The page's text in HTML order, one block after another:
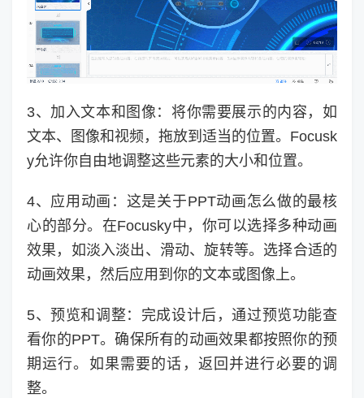
3、加入文本和图像：将你需要展示的内容，如
文本、图像和视频，拖放到适当的位置。Focusk
y允许你自由地调整这些元素的大小和位置。
4、应用动画：这是关于PPT动画怎么做的最核
心的部分。在Focusky中，你可以选择多种动画
效果，如淡入淡出、滑动、旋转等。选择合适的
动画效果，然后应用到你的文本或图像上。
5、预览和调整：完成设计后，通过预览功能查
看你的PPT。确保所有的动画效果都按照你的预
期运行。如果需要的话，返回并进行必要的调
整。